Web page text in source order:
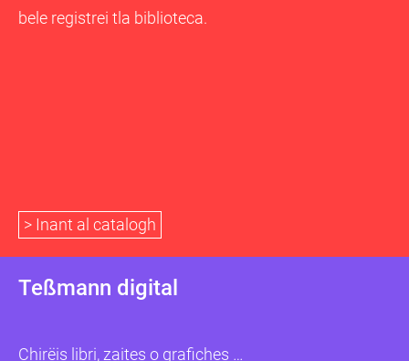
bele registrei tla biblioteca.
> Inant al catalogh
Teßmann digital
Chirëis libri, zaites o grafiches …